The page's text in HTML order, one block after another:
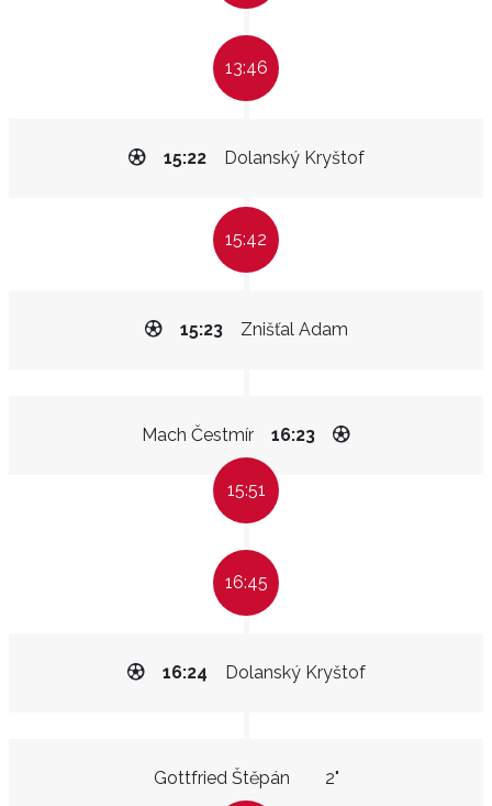
13:46
Dolanský Kryštof
15:22
15:42
Znišťal Adam
15:23
Mach Čestmír 16:23
15:51
16:45
Dolanský Kryštof
16:24
Gottfried Štěpán 2"